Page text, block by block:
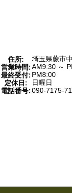
住所:
埼玉県蕨市
営業時間:AM9:30 ～
最終受付: PM8:00
定休日:
日曜日
電話番号:090-7175-